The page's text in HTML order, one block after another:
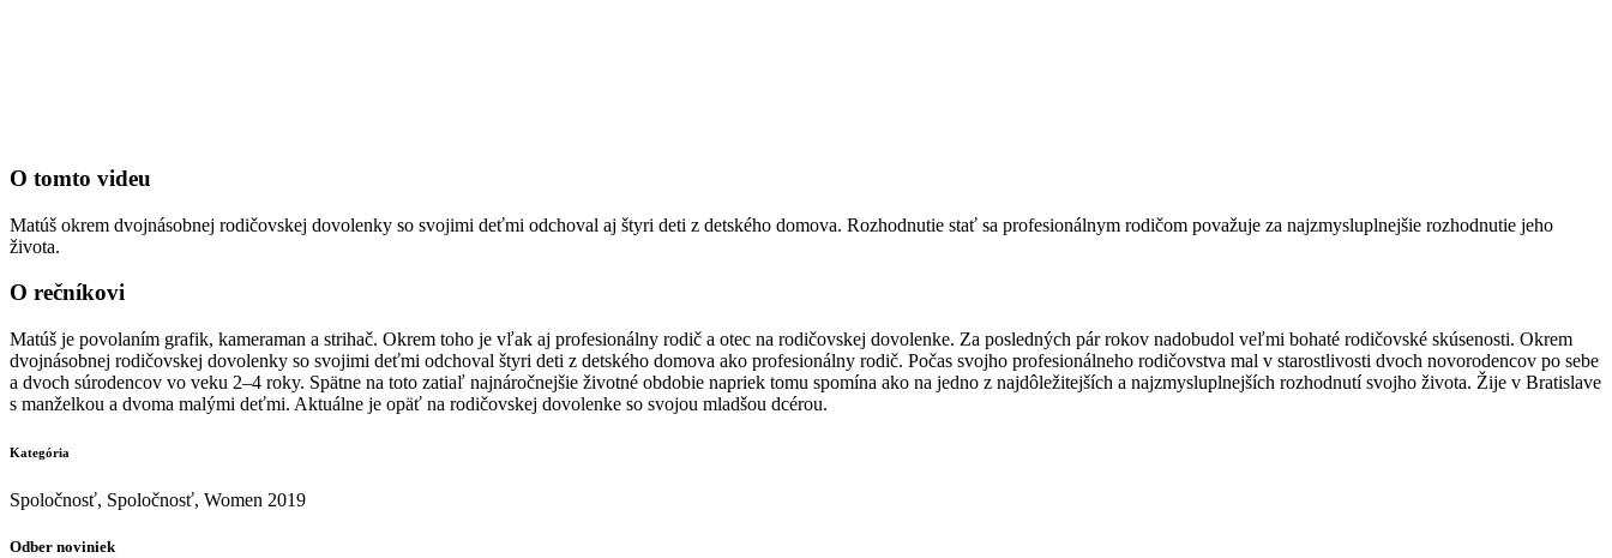
O tomto videu
Matúš okrem dvojnásobnej rodičovskej dovolenky so svojimi deťmi odchoval aj štyri deti z detského domova. Rozhodnutie stať sa profesionálnym rodičom považuje za najzmysluplnejšie rozhodnutie jeho
života.
O rečníkovi
Matúš je povolaním grafik, kameraman a strihač. Okrem toho je vľak aj profesionálny rodič a otec na rodičovskej dovolenke. Za posledných pár rokov nadobudol veľmi bohaté rodičovské skúsenosti. Okrem
dvojnásobnej rodičovskej dovolenky so svojimi deťmi odchoval štyri deti z detského domova ako profesionálny rodič. Počas svojho profesionálneho rodičovstva mal v starostlivosti dvoch novorodencov po sebe
a dvoch súrodencov vo veku 2–4 roky. Spätne na toto zatiaľ najnáročnejšie životné obdobie napriek tomu spomína ako na jedno z najdôležitejších a najzmysluplnejších rozhodnutí svojho života. Žije v Bratislave
s manželkou a dvoma malými deťmi. Aktuálne je opäť na rodičovskej dovolenke so svojou mladšou dcérou.
Kategória
Spoločnosť, Spoločnosť, Women 2019
Odber noviniek